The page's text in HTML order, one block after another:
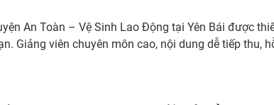
An Toàn – Vệ Sinh Lao Động tại Yên Bái được
Giảng viên chuyên môn cao, nội dung dễ tiếp thu,